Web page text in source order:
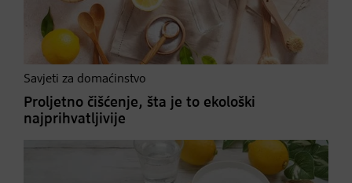
Savjeti za domaćinstvo
Proljetno čišćenje, šta je to ekološki
najprihvatljivije